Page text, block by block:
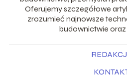
Oferujemy szczegółowe
zrozumieć najnowsze
budownictwie oraz